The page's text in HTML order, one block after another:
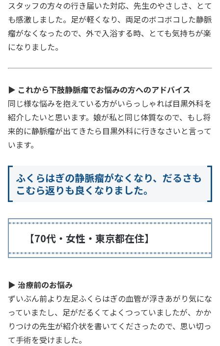
スタッフの方々の行き届いた対応、先生のやさしさ、とて
も感激しました。足が軽くなり、両足のボコボコした静脈
瘤がなくなったので、外で入浴する時、とても気持ちが楽
になりました。
▶ これから下肢静脈瘤でお悩みの方へのアドバイス
同じ様な悩みを抱えている方がいらっしゃれば目黒外科を
紹介したいと思います。娘が私と同じ体質なので、もし将
来的に静脈瘤が出てきたら目黒外科に行きなさいと言って
います。
ふくらはぎの静脈瘤がなくなり、だるさも
こむら返りも良くなりました。
【70代・女性・東京都在住】
▶ 治療前のお悩み
ずいぶん前より左足ふくらはぎの血管が浮きあがり気にな
っていまたし、足がだるくてよくつっていましたが、かか
りつけの先生が紹介状を書いてくださったので、思い切っ
て手術を受けました。